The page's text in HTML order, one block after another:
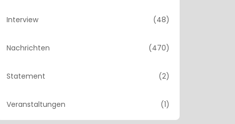
Interview (48)
Nachrichten (470)
Statement (2)
Veranstaltungen (1)